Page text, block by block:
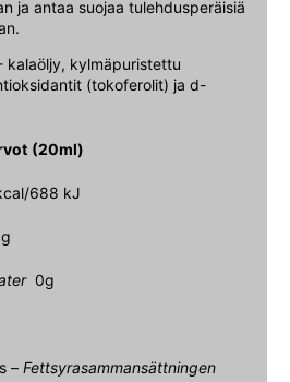
ja antaa suojaa tulehdusperäisiä
kalaöljy, kylmäpuristettu
(tokoferolit) ja d-
(20ml)
688 kJ
0g
– Fettsyrasammansättningen